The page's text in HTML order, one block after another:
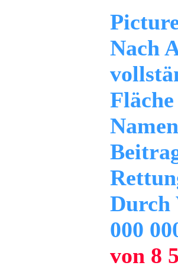
Nach
Durch
000
von 8